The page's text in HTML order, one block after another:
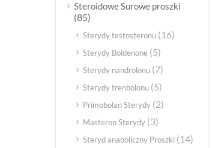
Steroidowe Surowe proszki
(85)
Sterydy testosteronu (16)
Sterydy Boldenone (5)
Sterydy nandrolonu (7)
Sterydy trenbolonu (5)
Primobolan Sterydy (2)
Masteron Sterydy (3)
Steryd anaboliczny Proszki (14)